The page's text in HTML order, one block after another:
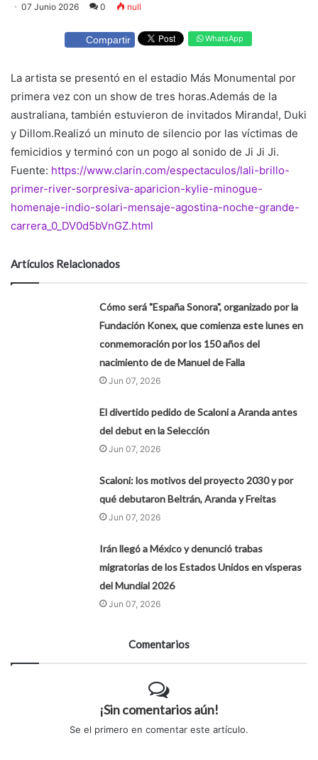
07 Junio 2026 0 null
Compartir WhatsApp
La artista se presentó en el estadio Más Monumental por
primera vez con un show de tres horas.Además de la
australiana, también estuvieron de invitados Miranda!, Duki
y Dillom.Realizó un minuto de silencio por las víctimas de
femicidios y terminó con un pogo al sonido de Ji Ji Ji.
Fuente: https://www.clarin.com/espectaculos/lali-brillo-
primer-river-sorpresiva-aparicion-kylie-minogue-
homenaje-indio-solari-mensaje-agostina-noche-grande-
carrera_0_DV0d5bVnGZ.html
Artículos Relacionados
Cómo será "España Sonora", organizado por la
Fundación Konex, que comienza este lunes en
conmemoración por los 150 años del
nacimiento de de Manuel de Falla
Jun 07, 2026
El divertido pedido de Scaloni a Aranda antes
del debut en la Selección
Jun 07, 2026
Scaloni: los motivos del proyecto 2030 y por
qué debutaron Beltrán, Aranda y Freitas
Jun 07, 2026
Irán llegó a México y denunció trabas
migratorias de los Estados Unidos en vísperas
del Mundial 2026
Jun 07, 2026
Comentarios
¡Sin comentarios aún!
Se el primero en comentar este artículo.